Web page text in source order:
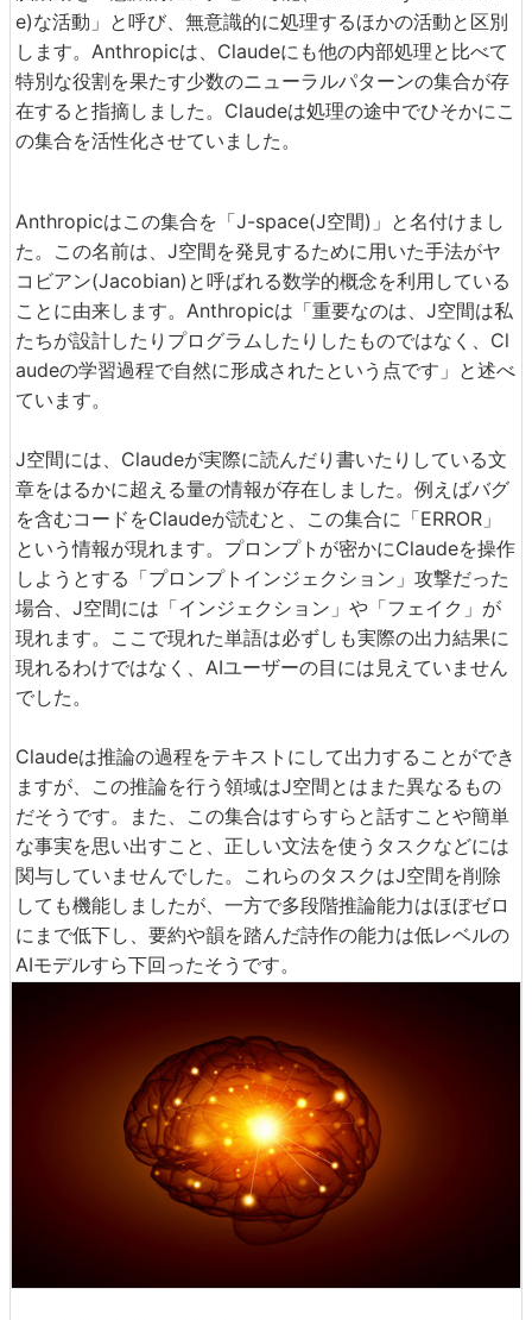
e)な活動」と呼び、無意識的に処理するほかの活動と区別
します。Anthropicは、Claudeにも他の内部処理と比べて
特別な役割を果たす少数のニューラルパターンの集合が存
在すると指摘しました。Claudeは処理の途中でひそかにこ
の集合を活性化させていました。
Anthropicはこの集合を「J-space(J空間)」と名付けまし
た。この名前は、J空間を発見するために用いた手法がヤ
コビアン(Jacobian)と呼ばれる数学的概念を利用している
ことに由来します。Anthropicは「重要なのは、J空間は私
たちが設計したりプログラムしたりしたものではなく、Cl
audeの学習過程で自然に形成されたという点です」と述べ
ています。
J空間には、Claudeが実際に読んだり書いたりしている文
章をはるかに超える量の情報が存在しました。例えばバグ
を含むコードをClaudeが読むと、この集合に「ERROR」
という情報が現れます。プロンプトが密かにClaudeを操作
しようとする「プロンプトインジェクション」攻撃だった
場合、J空間には「インジェクション」や「フェイク」が
現れます。ここで現れた単語は必ずしも実際の出力結果に
現れるわけではなく、AIユーザーの目には見えていません
でした。
Claudeは推論の過程をテキストにして出力することができ
ますが、この推論を行う領域はJ空間とはまた異なるもの
だそうです。また、この集合はすらすらと話すことや簡単
な事実を思い出すこと、正しい文法を使うタスクなどには
関与していませんでした。これらのタスクはJ空間を削除
しても機能しましたが、一方で多段階推論能力はほぼゼロ
にまで低下し、要約や韻を踏んだ詩作の能力は低レベルの
AIモデルすら下回ったそうです。